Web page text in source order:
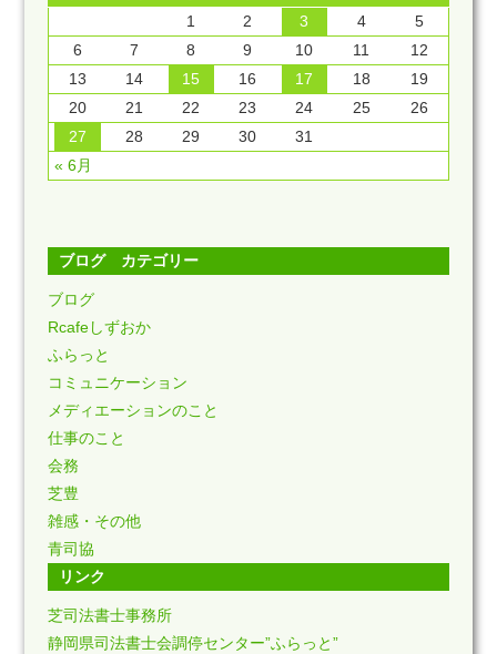
« 6月
1 2 3 4
5
6
7 8 9 10 11
12
13
14 15 16 17 18
19
20
21 22 23 24 25
26
27
28 29 30 31
ブログ カテゴリー
ブログ
Rcafeしずおか
ふらっと
コミュニケーション
メディエーションのこと
仕事のこと
会務
芝豊
雑感・その他
青司協
リンク
芝司法書士事務所
静岡県司法書士会調停センター”ふらっと”